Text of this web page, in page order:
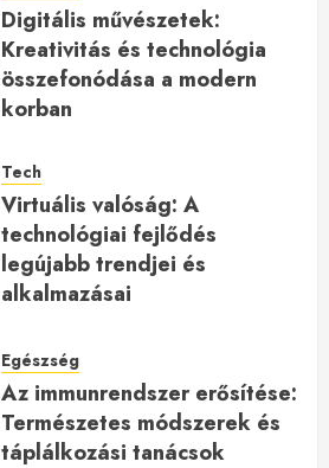
Digitális művészetek:
Kreativitás és technológia
összefonódása a modern
korban
Tech
Virtuális valóság: A
technológiai fejlődés
legújabb trendjei és
alkalmazásai
Egészség
Az immunrendszer erősítése:
Természetes módszerek és
táplálkozási tanácsok